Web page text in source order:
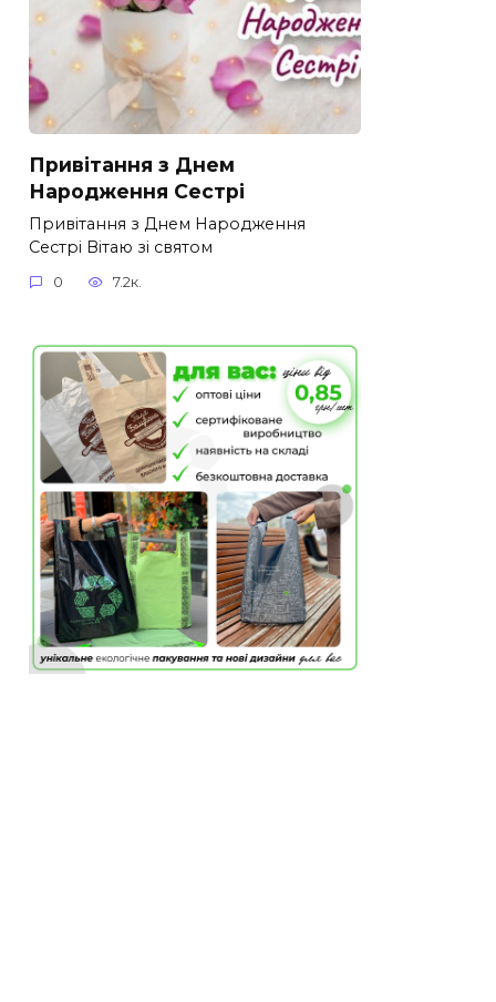
Привітання з Днем
Народження Сестрі
Привітання з Днем Народження
Сестрі Вітаю зі святом
0 7.2к.